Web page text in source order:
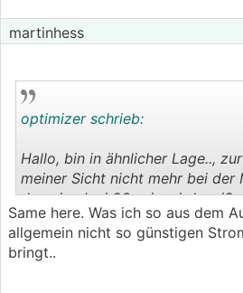
martinhess
optimizer schrieb:
Hallo, bin in ähnlicher Lage..,
meiner Sicht nicht mehr bei der
dann im Juni 26 sein wird weiß
etscheiden
──────..
Same here. Was ich so aus dem
allgemein nicht so günstigen
bringt..